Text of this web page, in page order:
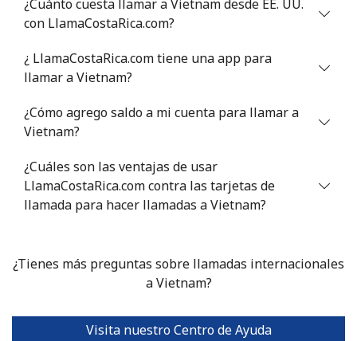
¿Cuánto cuesta llamar a Vietnam desde EE. UU.
con LlamaCostaRica.com?
¿ LlamaCostaRica.com tiene una app para
llamar a Vietnam?
¿Cómo agrego saldo a mi cuenta para llamar a
Vietnam?
¿Cuáles son las ventajas de usar
LlamaCostaRica.com contra las tarjetas de
llamada para hacer llamadas a Vietnam?
¿Tienes más preguntas sobre llamadas internacionales
a Vietnam?
Visita nuestro Centro de Ayuda